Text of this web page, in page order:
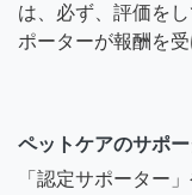
は、必ず、評価を
ポーターが報酬を
ペットケアのサポ
「認定サポーター